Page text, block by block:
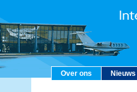
Over ons Nieuws